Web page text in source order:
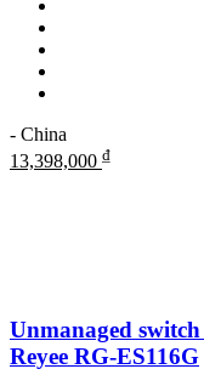
- China
13,398,000 ₫
Unmanaged
Reyee RG-ES116G